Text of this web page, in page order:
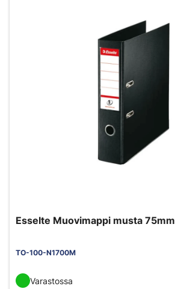
Esselte Muovimappi musta 75mm
TO-100-N1700M
Varastossa